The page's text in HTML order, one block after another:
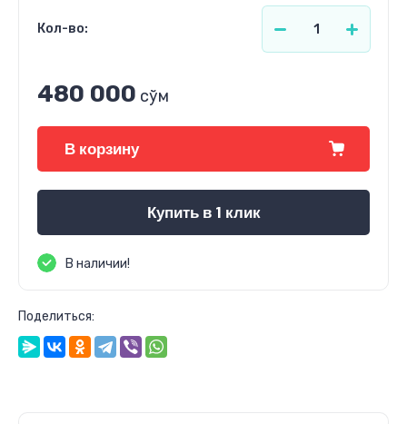
Кол-во:
480 000 сўм
В корзину
Купить в 1 клик
В наличии!
Поделиться: